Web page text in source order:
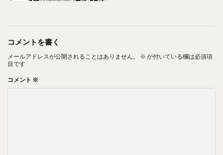
コメントを書く
メールアドレスが公開されることはありません。 ※ が付いている欄は必須項
目です
コメント ※